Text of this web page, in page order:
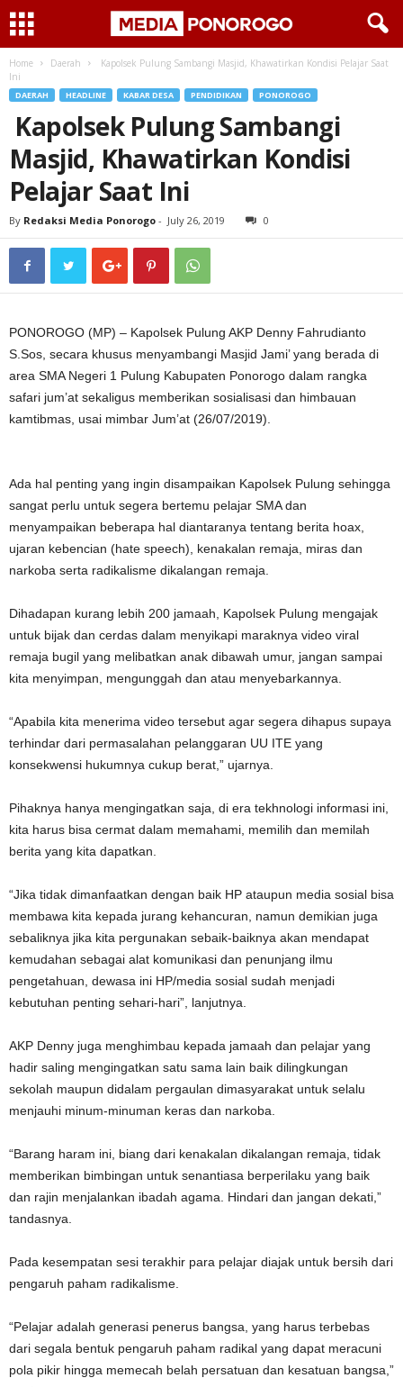
Home Daerah
Kapolsek Pulung Sambangi Masjid, Khawatirkan Kondisi Pelajar Saat
Ini
DAERAH HEADLINE KABAR DESA PENDIDIKAN PONOROGO
Kapolsek Pulung Sambangi
Masjid, Khawatirkan Kondisi
Pelajar Saat Ini
By Redaksi Media Ponorogo - July 26, 2019 0
PONOROGO (MP) – Kapolsek Pulung AKP Denny Fahrudianto
S.Sos, secara khusus menyambangi Masjid Jami’ yang berada di
area SMA Negeri 1 Pulung Kabupaten Ponorogo dalam rangka
safari jum’at sekaligus memberikan sosialisasi dan himbauan
kamtibmas, usai mimbar Jum’at (26/07/2019).
Ada hal penting yang ingin disampaikan Kapolsek Pulung sehingga
sangat perlu untuk segera bertemu pelajar SMA dan
menyampaikan beberapa hal diantaranya tentang berita hoax,
ujaran kebencian (hate speech), kenakalan remaja, miras dan
narkoba serta radikalisme dikalangan remaja.
Dihadapan kurang lebih 200 jamaah, Kapolsek Pulung mengajak
untuk bijak dan cerdas dalam menyikapi maraknya video viral
remaja bugil yang melibatkan anak dibawah umur, jangan sampai
kita menyimpan, mengunggah dan atau menyebarkannya.
“Apabila kita menerima video tersebut agar segera dihapus supaya
terhindar dari permasalahan pelanggaran UU ITE yang
konsekwensi hukumnya cukup berat,” ujarnya.
Pihaknya hanya mengingatkan saja, di era tekhnologi informasi ini,
kita harus bisa cermat dalam memahami, memilih dan memilah
berita yang kita dapatkan.
“Jika tidak dimanfaatkan dengan baik HP ataupun media sosial bisa
membawa kita kepada jurang kehancuran, namun demikian juga
sebaliknya jika kita pergunakan sebaik-baiknya akan mendapat
kemudahan sebagai alat komunikasi dan penunjang ilmu
pengetahuan, dewasa ini HP/media sosial sudah menjadi
kebutuhan penting sehari-hari”, lanjutnya.
AKP Denny juga menghimbau kepada jamaah dan pelajar yang
hadir saling mengingatkan satu sama lain baik dilingkungan
sekolah maupun didalam pergaulan dimasyarakat untuk selalu
menjauhi minum-minuman keras dan narkoba.
“Barang haram ini, biang dari kenakalan dikalangan remaja, tidak
memberikan bimbingan untuk senantiasa berperilaku yang baik
dan rajin menjalankan ibadah agama. Hindari dan jangan dekati,”
tandasnya.
Pada kesempatan sesi terakhir para pelajar diajak untuk bersih dari
pengaruh paham radikalisme.
“Pelajar adalah generasi penerus bangsa, yang harus terbebas
dari segala bentuk pengaruh paham radikal yang dapat meracuni
pola pikir hingga memecah belah persatuan dan kesatuan bangsa,”